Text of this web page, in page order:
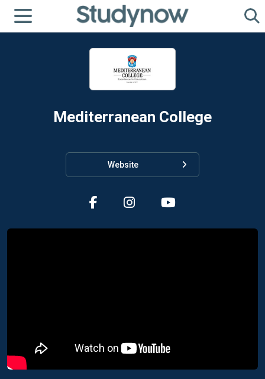
Mediterranean College
Website